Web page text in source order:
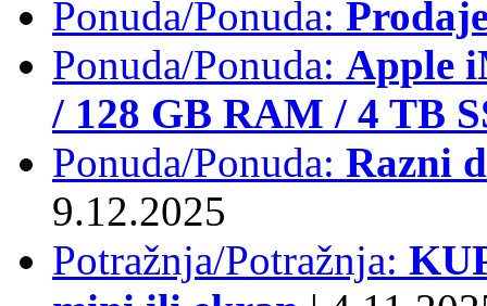
Ponuda/Ponuda:
Ponuda/Ponuda: Apple
/ 128 GB RAM / 4 TB
Ponuda/Ponuda: Razni
9.12.2025
Potražnja/Potražnja: